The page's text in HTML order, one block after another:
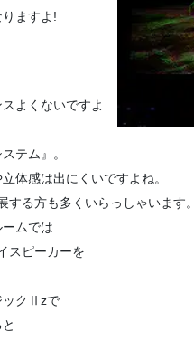
ますよ!
よくないですよ
テム』。
体感は出にくいですよね。
する方も多くいらっしゃいます
ムでは
スピーカーを
ックⅡzで